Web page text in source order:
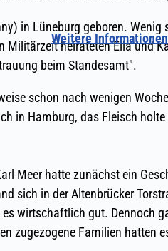
Weitere Informationen